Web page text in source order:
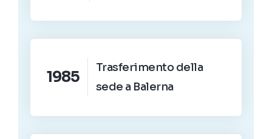
1985
Trasferimento della
sede a Balerna